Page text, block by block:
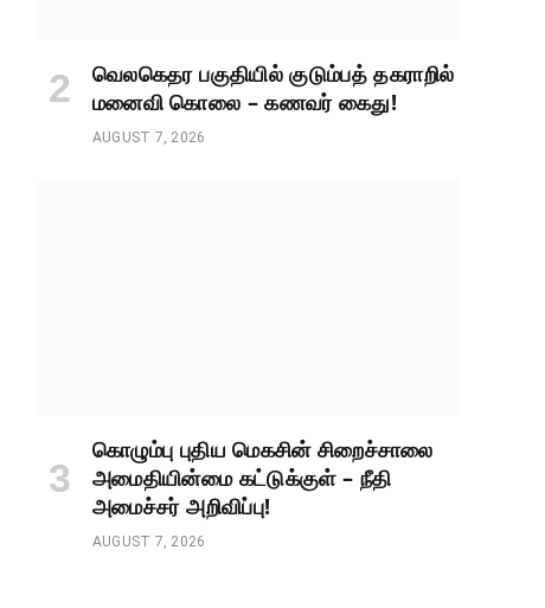
வெலகெதர பகுதியில் குடும்பத் தகராறில்
மனைவி கொலை – கணவர் கைது!
AUGUST 7, 2026
கொழும்பு புதிய மெகசின் சிறைச்சாலை
அமைதியின்மை கட்டுக்குள் – நீதி
அமைச்சர் அறிவிப்பு!
AUGUST 7, 2026